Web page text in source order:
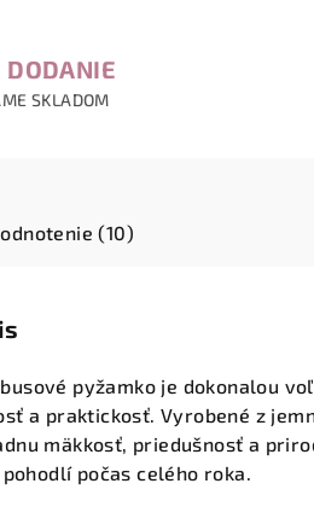
DODANIE
SKLADOM
(10)
pyžamko je dokonalou
a praktickosť. Vyrobené z
mäkkosť, priedušnosť a
počas celého roka.